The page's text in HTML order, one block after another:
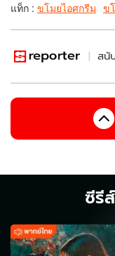
แท็ก : ขโมยไอศกรีม ข
สนั
ซีรี